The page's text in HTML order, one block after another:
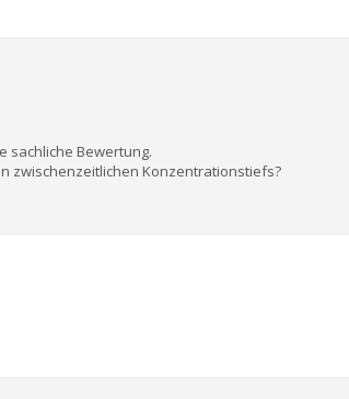
sachliche Bewertung.
zwischenzeitlichen Konzentrationstiefs?